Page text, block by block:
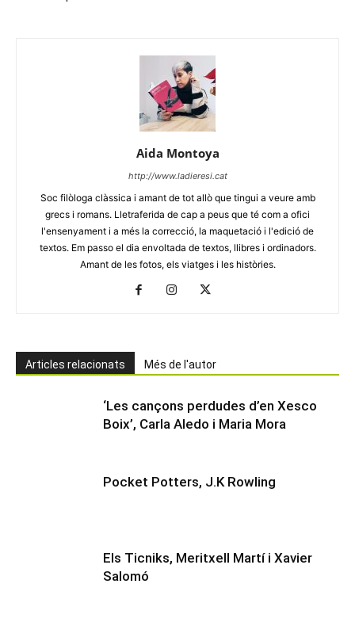
Aida Montoya
http://www.ladieresi.cat
Soc filòloga clàssica i amant de tot allò que tingui a veure amb
grecs i romans. Lletraferida de cap a peus que té com a ofici
l'ensenyament i a més la correcció, la maquetació i l'edició de
textos. Em passo el dia envoltada de textos, llibres i ordinadors.
Amant de les fotos, els viatges i les històries.
Articles relacionats Més de l'autor
‘Les cançons perdudes d’en Xesco
Boix’, Carla Aledo i Maria Mora
Pocket Potters, J.K Rowling
Els Ticniks, Meritxell Martí i Xavier
Salomó